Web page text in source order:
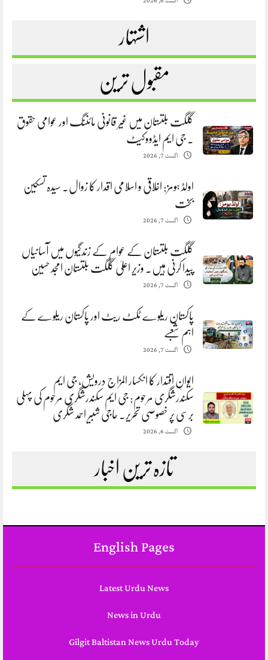
اشتہار
مقبول ترین
گلگت بلتستان میں غیر قانونی مائننگ اور عوامی حقوق
. جی ایم ایڈووکیٹ
اگست 7, 2026
اولڈ ہومز: اخلاقی و اسلامی اقدار کا زوال. سیدہ تسکین
بخت
اگست 7, 2026
گلگت بلتستان کے عوام کے زندگیوں میں آسانیاں
پیدا کرنی ہیں. وزیر اعلیٰ گلگت بلتستان امجد حسین
اگست 7, 2026
پاکستان ریلوے ٹکٹ ریٹ اور پاکستان ریلوے کے
اہم شعبے
اگست 7, 2026
ایوانِ اقتدار کا انکسار المزاج درویش، جی ایم
سکندرشگری مرحوم: جی ایم سکندرشگری مرحوم کی پہلی
برسی پر خصوصی تحریر. حاجی شبیر احمد شگری
اگست 6, 2026
تازہ ترین اخبار
English Pages
Latest Urdu News
News in Urdu
Gilgit Baltistan News Urdu Today